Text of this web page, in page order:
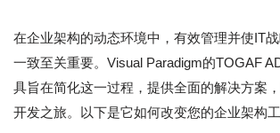
在企业架构的动态环境中，有效管理并使IT
一致至关重要。Visual Paradigm的TOGAF
具旨在简化这一过程，提供全面的解决方案
开发之旅。以下是它如何改变您的企业架构工